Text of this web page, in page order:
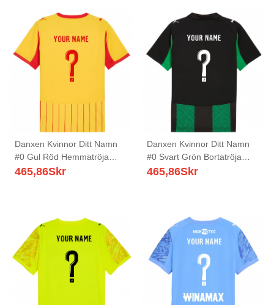
Danxen Kvinnor Ditt Namn
#0 Gul Röd Hemmatröja
Matchtröjor 2025/26 Tröjor
465,86Skr
Danxen Kvinnor Ditt Namn
#0 Svart Grön Bortatröja
Matchtröjor 2025/26 Tröjor
465,86Skr